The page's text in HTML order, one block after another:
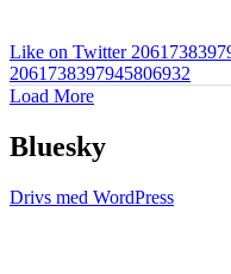
Like on Twitter
2061738397945806932
Load More
Bluesky
Drivs med WordPress